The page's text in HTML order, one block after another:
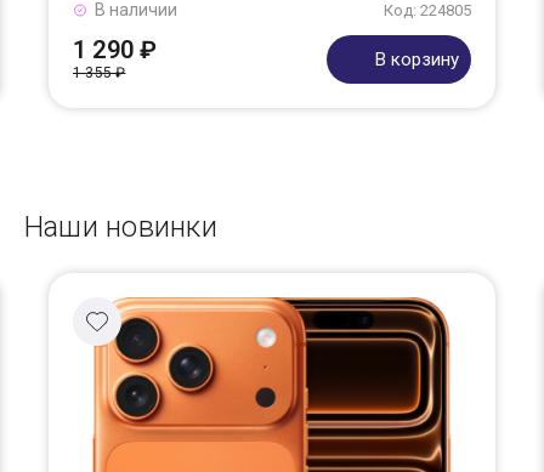
Код: 224805
В наличии
1 290 ₽
1 355 ₽
В корзину
Наши новинки